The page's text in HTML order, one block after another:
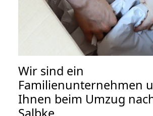
Wir sind ein
Familienunternehmen
Ihnen beim Umzug